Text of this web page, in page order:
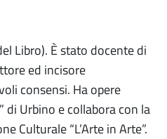
Libro). È stato docente di
ed incisore
consensi. Ha opere
di Urbino e collabora con la
Culturale “L’Arte in Arte”.